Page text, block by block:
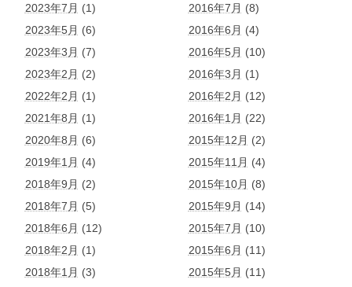
2023年7月 (1)
2023年5月 (6)
2023年3月 (7)
2023年2月 (2)
2022年2月 (1)
2021年8月 (1)
2020年8月 (6)
2019年1月 (4)
2018年9月 (2)
2018年7月 (5)
2018年6月 (12)
2018年2月 (1)
2018年1月 (3)
2016年7月 (8)
2016年6月 (4)
2016年5月 (10)
2016年3月 (1)
2016年2月 (12)
2016年1月 (22)
2015年12月 (2)
2015年11月 (4)
2015年10月 (8)
2015年9月 (14)
2015年7月 (10)
2015年6月 (11)
2015年5月 (11)